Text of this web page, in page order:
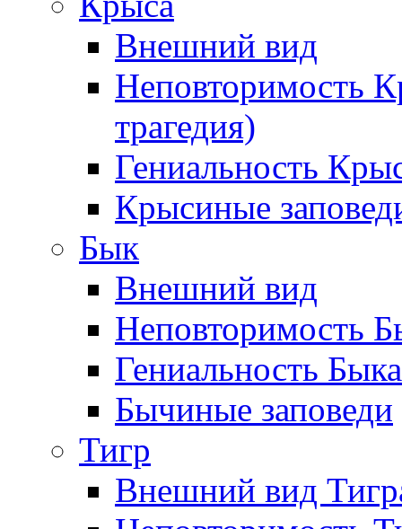
Внешний вид
Неповторимость
трагедия)
Гениальность
Крысиные
Бык
Внешний вид
Неповторимость
Гениальность Быка
Бычиные заповеди
Тигр
Внешний вид